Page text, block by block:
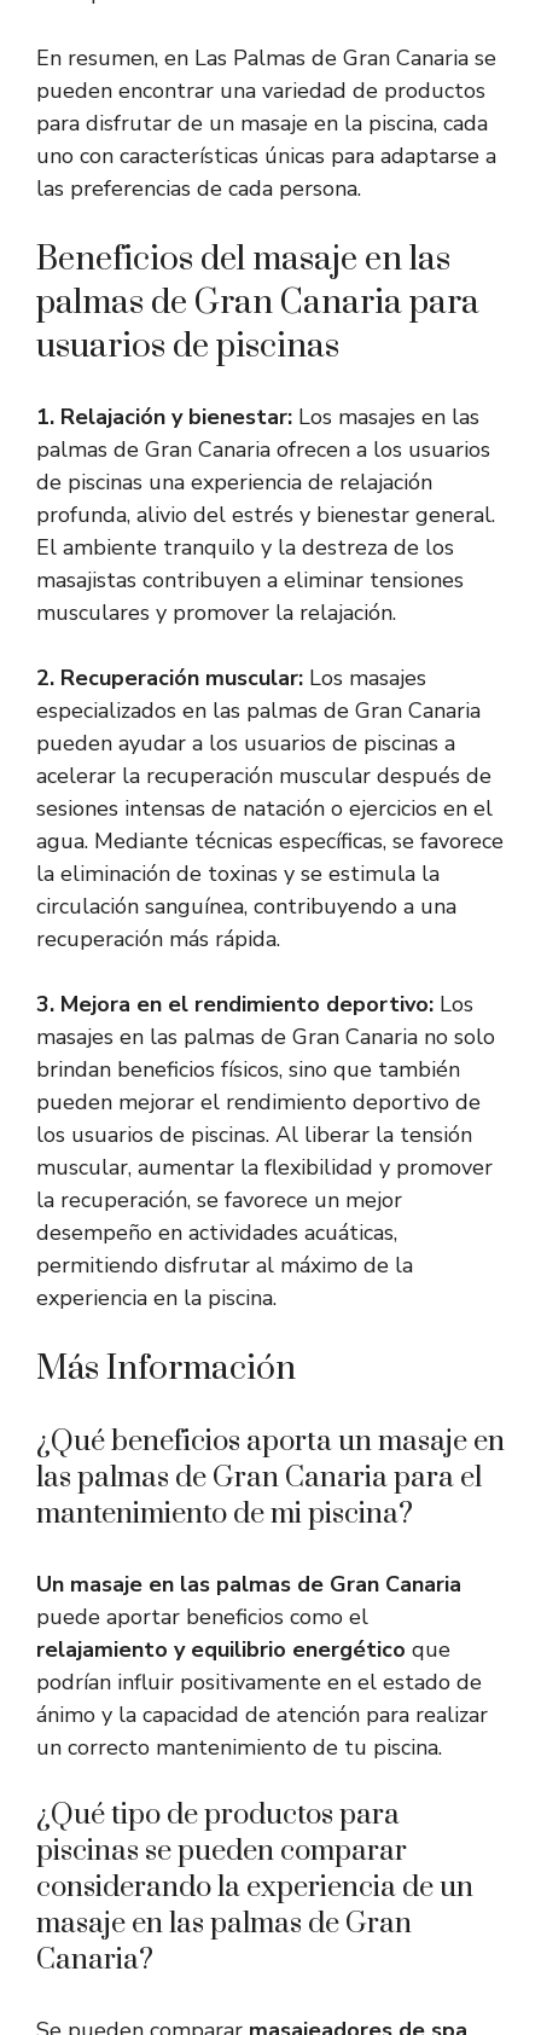
En resumen, en Las Palmas de Gran Canaria se
pueden encontrar una variedad de productos
para disfrutar de un masaje en la piscina, cada
uno con características únicas para adaptarse a
las preferencias de cada persona.
Beneficios del masaje en las
palmas de Gran Canaria para
usuarios de piscinas
1. Relajación y bienestar: Los masajes en las
palmas de Gran Canaria ofrecen a los usuarios
de piscinas una experiencia de relajación
profunda, alivio del estrés y bienestar general.
El ambiente tranquilo y la destreza de los
masajistas contribuyen a eliminar tensiones
musculares y promover la relajación.
2. Recuperación muscular: Los masajes
especializados en las palmas de Gran Canaria
pueden ayudar a los usuarios de piscinas a
acelerar la recuperación muscular después de
sesiones intensas de natación o ejercicios en el
agua. Mediante técnicas específicas, se favorece
la eliminación de toxinas y se estimula la
circulación sanguínea, contribuyendo a una
recuperación más rápida.
3. Mejora en el rendimiento deportivo: Los
masajes en las palmas de Gran Canaria no solo
brindan beneficios físicos, sino que también
pueden mejorar el rendimiento deportivo de
los usuarios de piscinas. Al liberar la tensión
muscular, aumentar la flexibilidad y promover
la recuperación, se favorece un mejor
desempeño en actividades acuáticas,
permitiendo disfrutar al máximo de la
experiencia en la piscina.
Más Información
¿Qué beneficios aporta un masaje en
las palmas de Gran Canaria para el
mantenimiento de mi piscina?
Un masaje en las palmas de Gran Canaria
puede aportar beneficios como el
relajamiento y equilibrio energético que
podrían influir positivamente en el estado de
ánimo y la capacidad de atención para realizar
un correcto mantenimiento de tu piscina.
¿Qué tipo de productos para
piscinas se pueden comparar
considerando la experiencia de un
masaje en las palmas de Gran
Canaria?